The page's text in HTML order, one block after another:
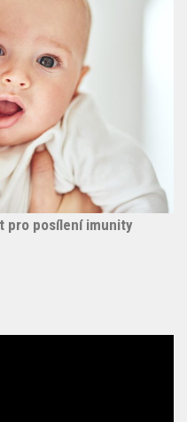
pro posílení imunity